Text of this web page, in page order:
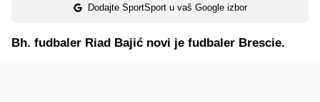
Dodajte SportSport u vaš Google izbor
Bh. fudbaler Riad Bajić novi je fudbaler Brescie.